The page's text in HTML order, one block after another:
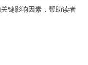
键影响因素，帮助读者